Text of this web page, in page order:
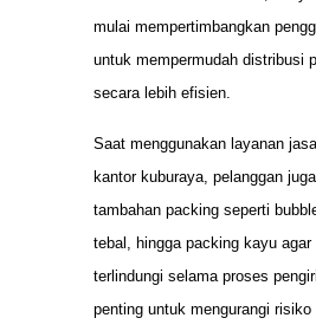
mulai mempertimbangkan
untuk mempermudah distribusi
secara lebih efisien.
Saat menggunakan layanan
kantor kuburaya, pelanggan
tambahan packing seperti
tebal, hingga packing kayu agar
terlindungi selama proses
penting untuk mengurangi